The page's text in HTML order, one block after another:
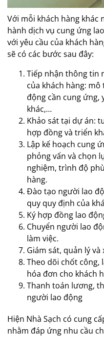
Với mỗi khách hàng khác
hành dịch vụ cung ứng
với yêu cầu của khách
sẽ có các bước sau đây:
Tiếp nhận thông tin
của khách hàng:
động cần cung ứng,
khác,…
Khảo sát tại dự án:
hợp đồng và triển
Lập kế hoạch cung
phỏng vấn và chọn
nghiệm, trình độ
hàng.
Đào tạo người lao
quy quy định của
Ký hợp đồng lao
Chuyển người lao
làm việc.
Giám sát, quản lý và
Theo dõi chốt công,
hóa đơn cho khách
Thanh toán lương,
người lao động
Hiện Nhà Sạch có cung
nhằm đáp ứng nhu cầu